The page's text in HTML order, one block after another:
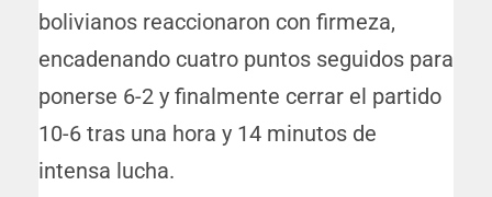
bolivianos reaccionaron con firmeza,
encadenando cuatro puntos seguidos para
ponerse 6-2 y finalmente cerrar el partido
10-6 tras una hora y 14 minutos de
intensa lucha.